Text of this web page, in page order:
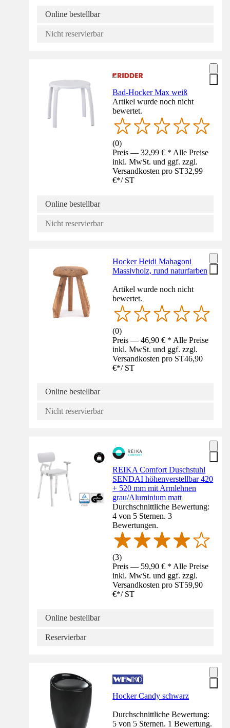
Online bestellbar
Nicht reservierbar
Bad-Hocker Max weiß
Artikel wurde noch nicht
bewertet.
(0)
Preis — 32,99 € * Alle Preise
inkl. MwSt. und ggf. zzgl.
Versandkosten pro ST32,99
€*/ ST
Online bestellbar
Nicht reservierbar
Hocker Heidi Mahagoni
Massivholz, rund naturfarben
Artikel wurde noch nicht
bewertet.
(0)
Preis — 46,90 € * Alle Preise
inkl. MwSt. und ggf. zzgl.
Versandkosten pro ST46,90
€*/ ST
Online bestellbar
Nicht reservierbar
REIKA Comfort Duschstuhl
SENDAI höhenverstellbar 420
+ 520 mm mit Armlehnen
grau/Aluminium matt
Durchschnittliche Bewertung:
4 von 5 Sternen. 3
Bewertungen.
(3)
Preis — 59,90 € * Alle Preise
inkl. MwSt. und ggf. zzgl.
Versandkosten pro ST59,90
€*/ ST
Online bestellbar
Reservierbar
Hocker Candy schwarz
Durchschnittliche Bewertung:
5 von 5 Sternen. 1 Bewertung.